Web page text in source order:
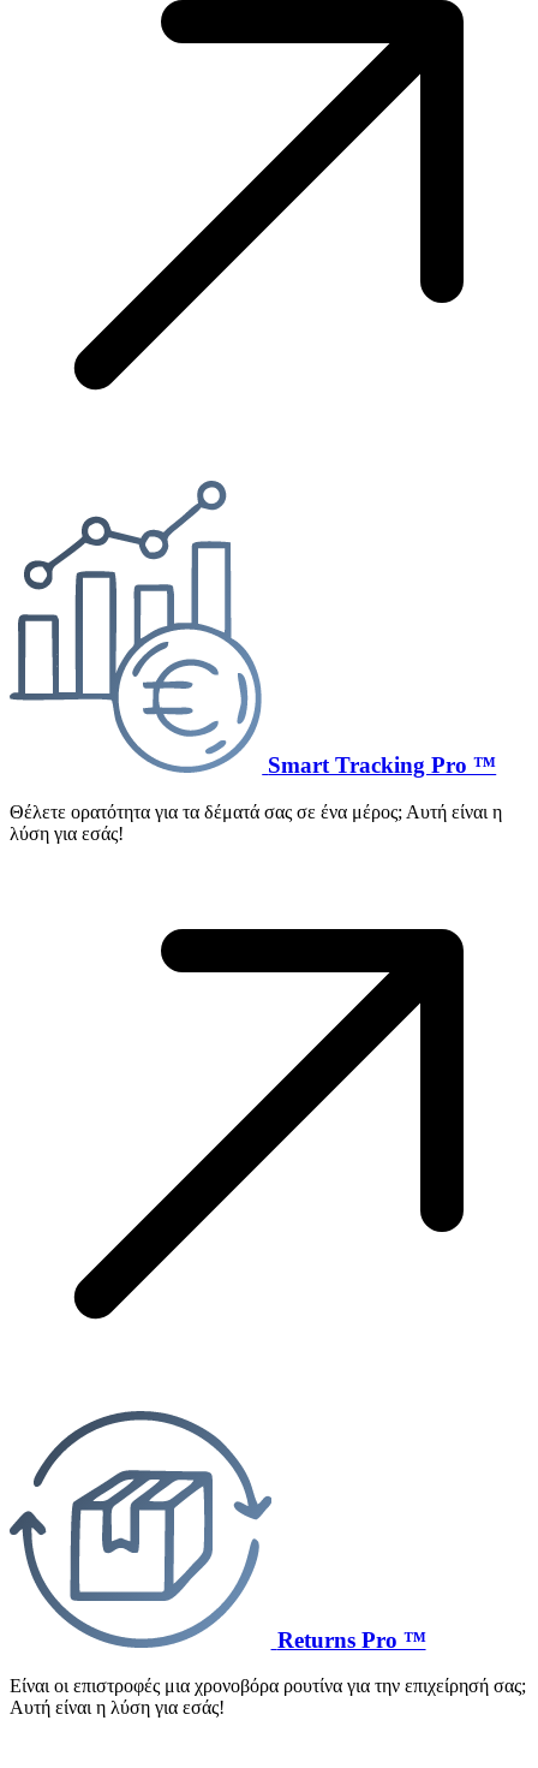
Smart Tracking Pro ™
Θέλετε ορατότητα για τα δέματά σας σε ένα μέρος; Αυτή είναι η
λύση για εσάς!
Returns Pro ™
Είναι οι επιστροφές μια χρονοβόρα ρουτίνα για την επιχείρησή σας;
Αυτή είναι η λύση για εσάς!